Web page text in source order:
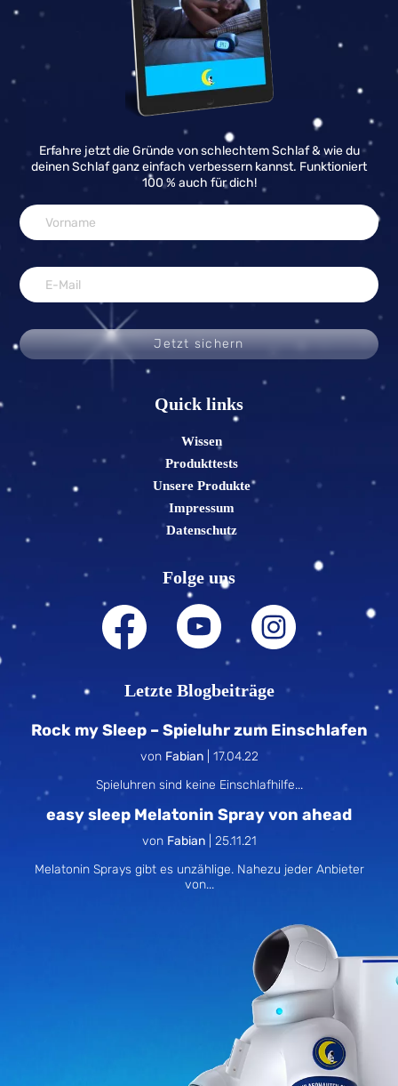
Erfahre jetzt die Gründe von schlechtem Schlaf & wie du
deinen Schlaf ganz einfach verbessern kannst. Funktioniert
100 % auch für dich!
Jetzt sichern
Quick links
Wissen
Produkttests
Unsere Produkte
Impressum
Datenschutz
Folge uns
Letzte Blogbeiträge
Rock my Sleep – Spieluhr zum Einschlafen
von Fabian| 17.04.22
Spieluhren sind keine Einschlafhilfe...
easy sleep Melatonin Spray von ahead
von Fabian| 25.11.21
Melatonin Sprays gibt es unzählige. Nahezu jeder Anbieter
von...